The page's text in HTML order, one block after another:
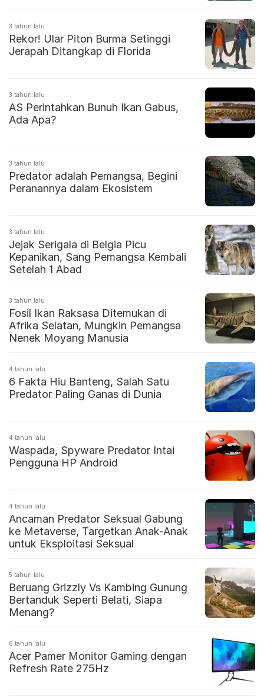
3 tahun lalu
Rekor! Ular Piton Burma Setinggi
Jerapah Ditangkap di Florida
3 tahun lalu
AS Perintahkan Bunuh Ikan Gabus,
Ada Apa?
3 tahun lalu
Predator adalah Pemangsa, Begini
Peranannya dalam Ekosistem
3 tahun lalu
Jejak Serigala di Belgia Picu
Kepanikan, Sang Pemangsa Kembali
Setelah 1 Abad
3 tahun lalu
Fosil Ikan Raksasa Ditemukan di
Afrika Selatan, Mungkin Pemangsa
Nenek Moyang Manusia
4 tahun lalu
6 Fakta Hiu Banteng, Salah Satu
Predator Paling Ganas di Dunia
4 tahun lalu
Waspada, Spyware Predator Intai
Pengguna HP Android
4 tahun lalu
Ancaman Predator Seksual Gabung
ke Metaverse, Targetkan Anak-Anak
untuk Eksploitasi Seksual
5 tahun lalu
Beruang Grizzly Vs Kambing Gunung
Bertanduk Seperti Belati, Siapa
Menang?
6 tahun lalu
Acer Pamer Monitor Gaming dengan
Refresh Rate 275Hz